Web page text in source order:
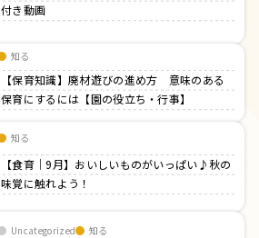
付き動画
知る
【保育知識】廃材遊びの進め方 意味のある
保育にするには【園の役立ち・行事】
知る
【食育｜9月】おいしいものがいっぱい♪秋の
味覚に触れよう！
Uncategorized 知る